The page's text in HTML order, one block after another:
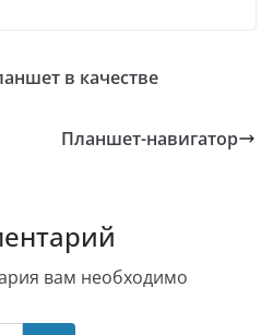
в качестве
Планшет-навигатор
вам необходимо